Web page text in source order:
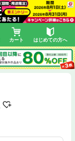
カート はじめての方へ